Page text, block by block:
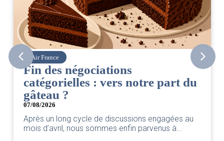
Air France
Fin des négociations
catégorielles : vers notre part du
gâteau ?
07/08/2026
Après un long cycle de discussions engagées au
mois d’avril, nous sommes enfin parvenus à...